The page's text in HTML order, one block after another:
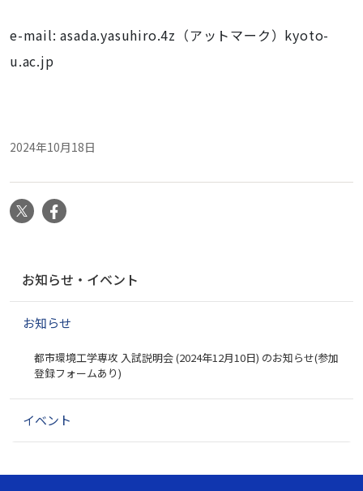
e-mail: asada.yasuhiro.4z（アットマーク）kyoto-
u.ac.jp
2024年10月18日
X
ゲ
お知らせ・イベント
お知らせ
都市環境工学専攻 入試説明会 (2024年12月10日) のお知らせ(参加
登録フォームあり)
イベント